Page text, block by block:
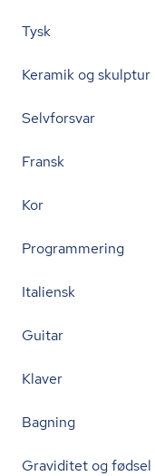
Tysk
Keramik og skulptur
Selvforsvar
Fransk
Kor
Programmering
Italiensk
Guitar
Klaver
Bagning
Graviditet og fødsel